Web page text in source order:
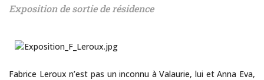
Exposition de sortie de résidence
Fabrice Leroux n’est pas un inconnu à Valaurie, lui et Anna Eva,